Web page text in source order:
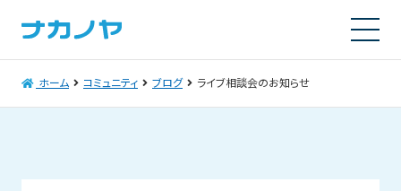
ホーム コミュニティ ブログ ライブ相談会のお知らせ